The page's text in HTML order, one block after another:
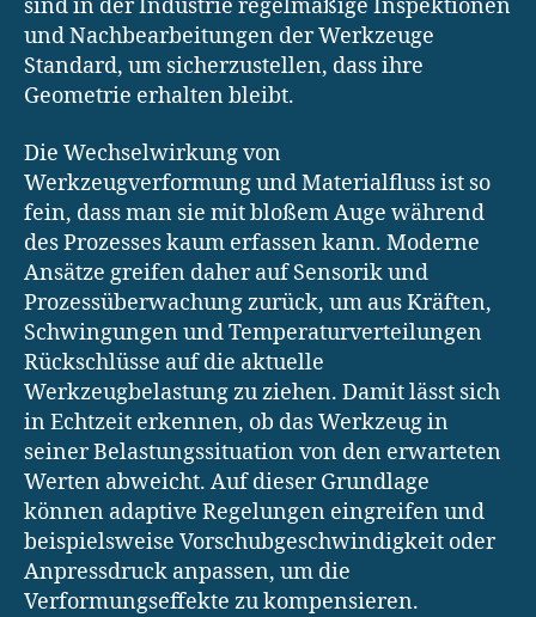
sind in der Industrie regelmäßige Inspektionen
und Nachbearbeitungen der Werkzeuge
Standard, um sicherzustellen, dass ihre
Geometrie erhalten bleibt.
Die Wechselwirkung von
Werkzeugverformung und Materialfluss ist so
fein, dass man sie mit bloßem Auge während
des Prozesses kaum erfassen kann. Moderne
Ansätze greifen daher auf Sensorik und
Prozessüberwachung zurück, um aus Kräften,
Schwingungen und Temperaturverteilungen
Rückschlüsse auf die aktuelle
Werkzeugbelastung zu ziehen. Damit lässt sich
in Echtzeit erkennen, ob das Werkzeug in
seiner Belastungssituation von den erwarteten
Werten abweicht. Auf dieser Grundlage
können adaptive Regelungen eingreifen und
beispielsweise Vorschubgeschwindigkeit oder
Anpressdruck anpassen, um die
Verformungseffekte zu kompensieren.